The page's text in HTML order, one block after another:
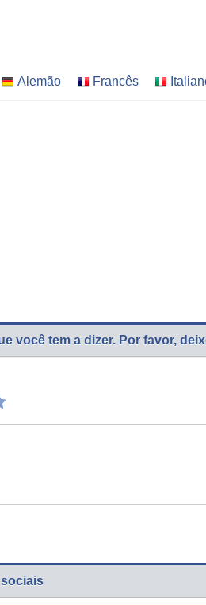
Alemão Francês
você tem a dizer. Por favor,